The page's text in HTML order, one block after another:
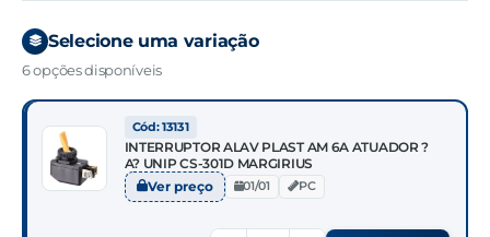
Selecione uma variação
6 opções disponíveis
Cód: 13131
INTERRUPTOR ALAV PLAST AM 6A ATUADOR ?
A? UNIP CS-301D MARGIRIUS
Ver preço 01/01 PC